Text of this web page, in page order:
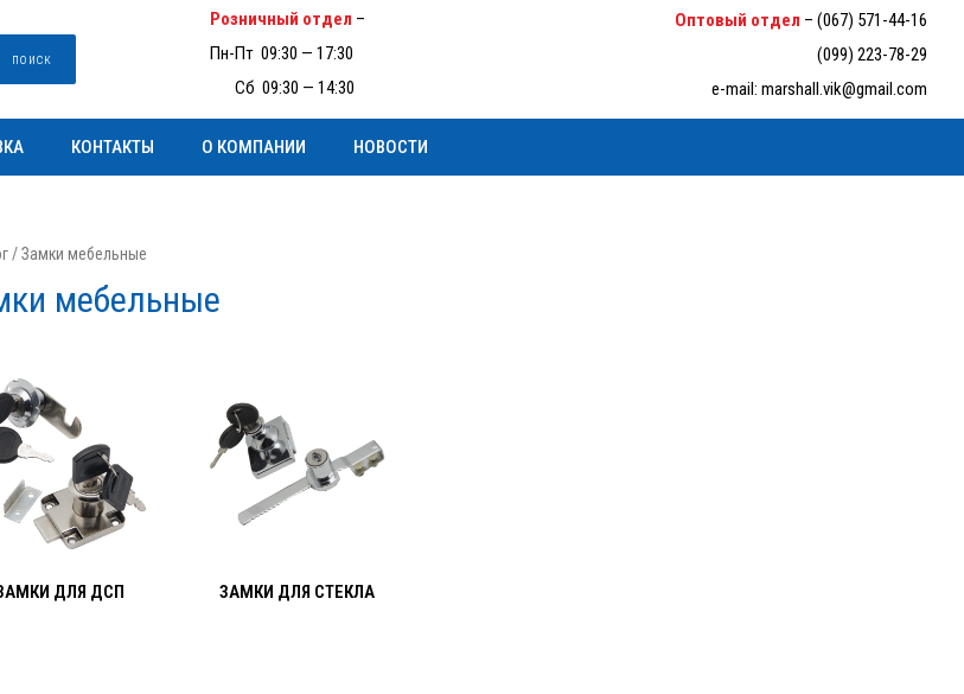
поиск
Розничный отдел –
Пн-Пт 09:30 — 17:30
Пн-Сб 09:30 — 14:30
Оптовый отдел – (067) 571-44-16
(099) 223-78-29
e-mail: marshall.vik@gmail.com
КОНТАКТЫ О КОМПАНИИ НОВОСТИ
/ Замки мебельные
мебельные
ДЛЯ ДСП ЗАМКИ ДЛЯ СТЕКЛА